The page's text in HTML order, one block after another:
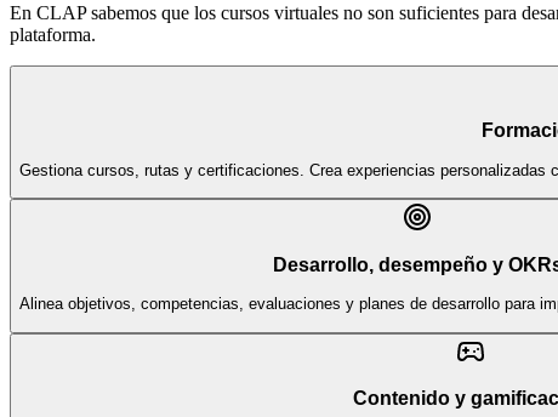
En CLAP sabemos que los cursos virtuales no son suficientes para
plataforma.
Gestiona cursos, rutas y certificaciones. Crea experiencias
Desarrollo, desempeño y
Alinea objetivos, competencias, evaluaciones y planes de desarrollo para
Contenido y